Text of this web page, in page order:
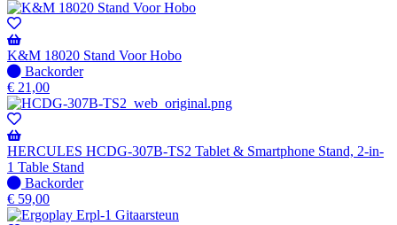
K&M 18020 Stand Voor Hobo
Niet
op
voorraad
-
Wordt
verzonden
wanneer
beschikbaar
Backorder
€ 21,00
HERCULES HCDG-307B-TS2 Tablet & Smartphone Stand, 2-in-
1 Table Stand
Niet
op
voorraad
Backorder
€ 59,00